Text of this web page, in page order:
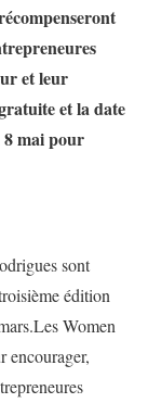
et leur
et la date
8 mai pour
sont
édition
Women
encourager,